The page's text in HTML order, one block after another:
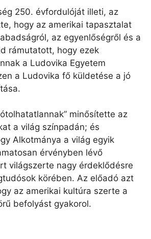
250. évfordulóját illeti, az
hogy az amerikai tapasztalat
az egyenlőségről és a
rámutatott, hogy ezek
a Ludovika Egyetem
a Ludovika fő küldetése a jó
minősítette az
a világ színpadán; és
Alkotmánya a világ egyik
érvényben lévő
világszerte nagy érdeklődésre
körében. Az előadó azt
az amerikai kultúra szerte a
befolyást gyakorol.